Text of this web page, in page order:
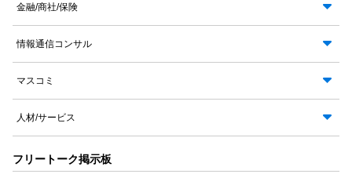
金融/商社/保険
情報通信コンサル
マスコミ
人材/サービス
フリートーク掲示板